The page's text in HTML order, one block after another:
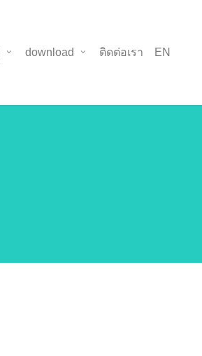
download ติดต่อเรา EN